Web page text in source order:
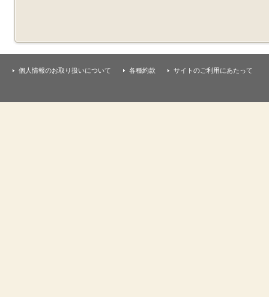
個人情報のお取り扱いについて 各種約款 サイトのご利用にあたって